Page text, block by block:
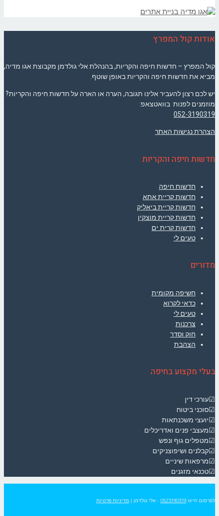
אודות קול המפרץ
קול המפרץ – חדשות חיפה והקריות, בהנהלת אלי גולדמן מקבוצת אגו מדיה,
מביא את חדשות חיפה והקריות באופן שוטף.
יש לכם רצון להעביר אלינו תגובה, הערה או הארה על חדשות חיפה והקריות?
מוזמנים לפנות בוואטצאפ:
052-3190319
הצהרת נגישות האתר
חדשות חיפה והקריות
חדשות חיפה
חדשות קריית אתא
חדשות קריית ביאליק
חדשות קריית מוצקין
חדשות קרית ים
טעים לי
מדורים
חשיפה מקומית
כדאי לקרוא
טעים לי
צרכנות
חוק וסדר
הצהבת
בעלי מקצוע בחיפה
☑עורכי דין
☑סוכני ביטוח
☑יועצי משכנתאות
☑מעצבי פנים ואדריכלים
☑מטפלים גוף ונפש
☑קבלנים ושיפוצניקים
☑מרפאות שיניים
☑טכנאי מזגנים
לפרסום חייגו 0523190319 - אלי גולדמן | מדיניות פרטיות